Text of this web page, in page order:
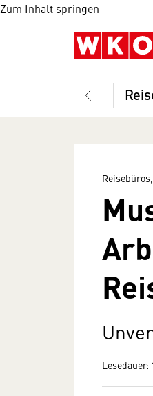
Zum Inhalt springen
Lesedauer: